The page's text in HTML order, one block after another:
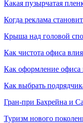
Какая пузырчатая
Когда реклама
Крыша над головой
Как чистота офиса
Как оформление офиса
Как выбрать
Гран-при Бахрейна и
Туризм нового